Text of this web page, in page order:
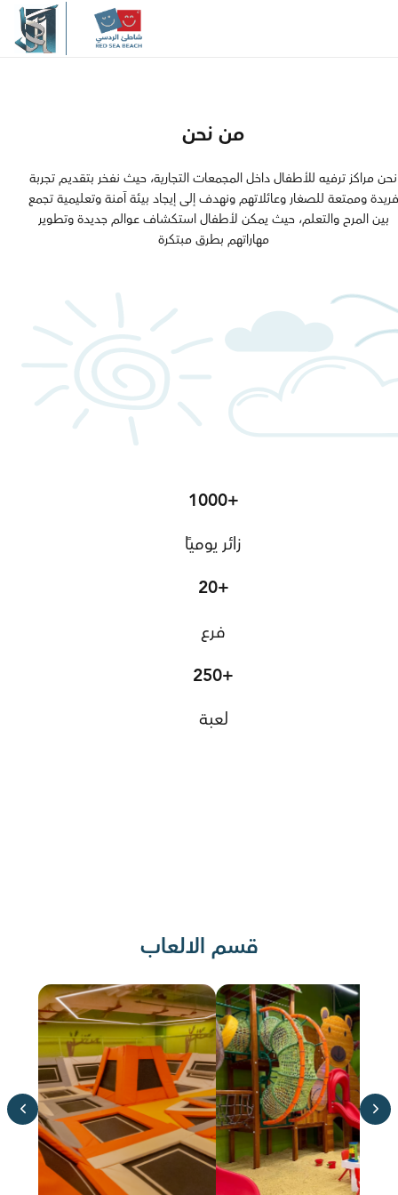
مرحبًا بكم في
شاطئ الردسي
والجودة والابتكار، يسعي
إلى الارتقاء بمعايير الترفيــه
الحديثة
من نحن
نحن مراكز ترفيه للأطفال داخل المجمعات التجارية، حيث نفخر بتقديـم تجربة
فريدة وممتعة للصغار وعائلاتهم ونهدف إلى إيجاد بيئة آمنة وتعليمية تجمع
بين المرح والتعلم، حيث يمكن لأطفال استكشاف عوالم جديدة وتطوير
مهاراتهم بطرق مبتكرة
1000+
زائر يوميًا
20+
فرع
250+
لعبة
قسم الالعاب